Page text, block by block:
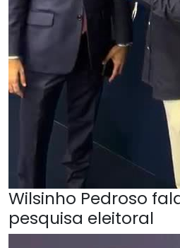
Wilsinho Pedroso
pesquisa eleitoral